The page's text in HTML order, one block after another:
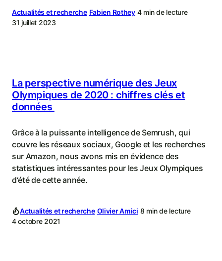
Actualités et recherche Fabien Rothey 4 min de lecture
31 juillet 2023
La perspective numérique des Jeux
Olympiques de 2020 : chiffres clés et
données
Grâce à la puissante intelligence de Semrush, qui
couvre les réseaux sociaux, Google et les recherches
sur Amazon, nous avons mis en évidence des
statistiques intéressantes pour les Jeux Olympiques
d‘été de cette année.
Actualités et recherche Olivier Amici 8 min de lecture
4 octobre 2021